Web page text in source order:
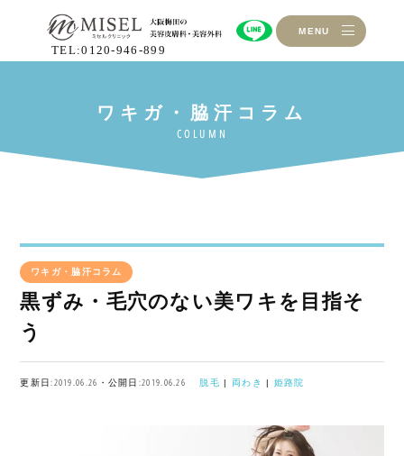
TEL:0120-946-899
MENU
ワキガ・脇汗コラム
黒ずみ・毛穴のない美ワキを目指そ
う
更新日:2019.06.26・公開日:2019.06.26 脱毛 両わき 姫路院